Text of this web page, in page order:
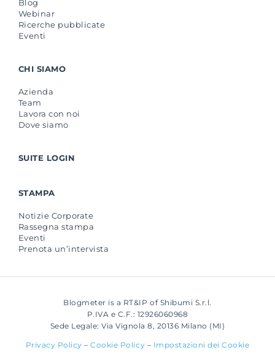
Blog
Webinar
Ricerche pubblicate
Eventi
CHI SIAMO
Azienda
Team
Lavora con noi
Dove siamo
SUITE LOGIN
STAMPA
Notizie Corporate
Rassegna stampa
Eventi
Prenota un’intervista
Blogmeter is a RT&IP of Shibumi S.r.l.
P.IVA e C.F.: 12926060968
Sede Legale: Via Vignola 8, 20136 Milano (MI)
Privacy Policy –Cookie Policy – Impostazioni dei Cookie